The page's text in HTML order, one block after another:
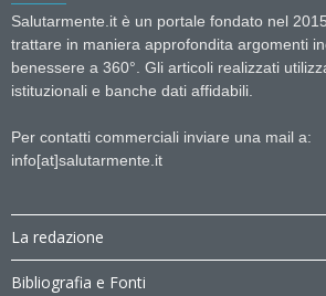
Salutarmente.it è un portale fondato nel
trattare in maniera approfondita argomenti
benessere a 360°. Gli articoli realizzati
istituzionali e banche dati affidabili.
Per contatti commerciali inviare una mail a:
info[at]salutarmente.it
La redazione
Bibliografia e Fonti